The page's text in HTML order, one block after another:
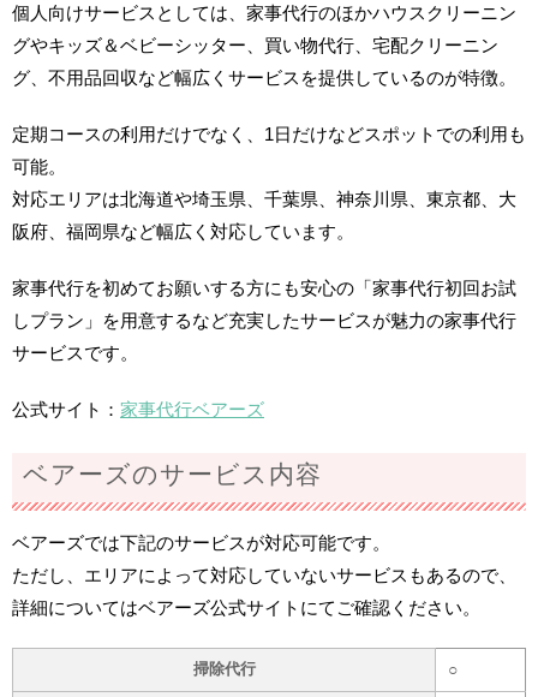
個人向けサービスとしては、家事代行のほかハウスクリーニン
グやキッズ＆ベビーシッター、買い物代行、宅配クリーニン
グ、不用品回収など幅広くサービスを提供しているのが特徴。
定期コースの利用だけでなく、1日だけなどスポットでの利用も
可能。
対応エリアは北海道や埼玉県、千葉県、神奈川県、東京都、大
阪府、福岡県など幅広く対応しています。
家事代行を初めてお願いする方にも安心の「家事代行初回お試
しプラン」を用意するなど充実したサービスが魅力の家事代行
サービスです。
公式サイト： 家事代行ベアーズ
ベアーズのサービス内容
ベアーズでは下記のサービスが対応可能です。
ただし、エリアによって対応していないサービスもあるので、
詳細についてはベアーズ公式サイトにてご確認ください。
掃除代行 ○